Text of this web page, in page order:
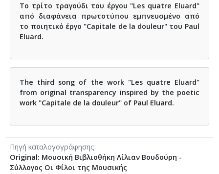
Το τρίτο τραγούδι του έργου "Les quatre Eluard"
από διαφάνεια πρωτοτύπου εμπνευσμένο από
το ποιητικό έργο "Capitale de la douleur" του Paul
Eluard.
The third song of the work "Les quatre Eluard"
from original transparency inspired by the poetic
work "Capitale de la douleur" of Paul Eluard.
Πηγή καταλογογράφησης
Original: Μουσική Βιβλιοθήκη Λίλιαν Βουδούρη -
Σύλλογος Οι Φίλοι της Μουσικής